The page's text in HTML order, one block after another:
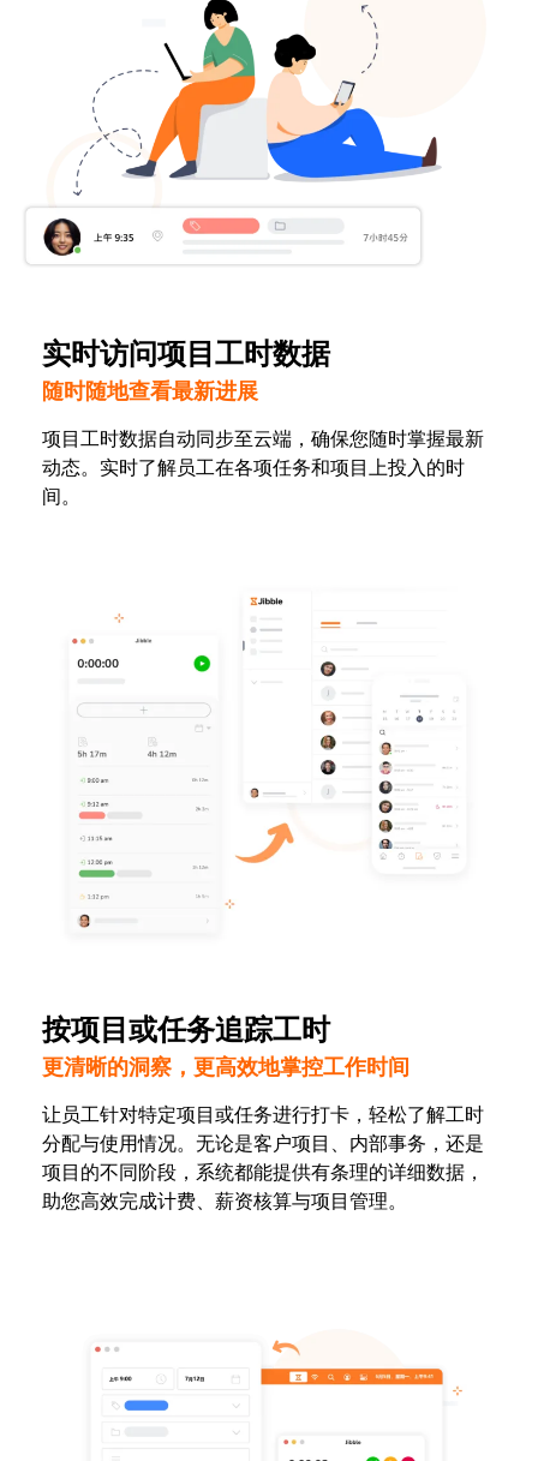
实时访问项目工时数据
随时随地查看最新进展
项目工时数据自动同步至云端，确保您随时掌握最新
动态。实时了解员工在各项任务和项目上投入的时
间。
按项目或任务追踪工时
更清晰的洞察，更高效地掌控工作时间
让员工针对特定项目或任务进行打卡，轻松了解工时
分配与使用情况。无论是客户项目、内部事务，还是
项目的不同阶段，系统都能提供有条理的详细数据，
助您高效完成计费、薪资核算与项目管理。